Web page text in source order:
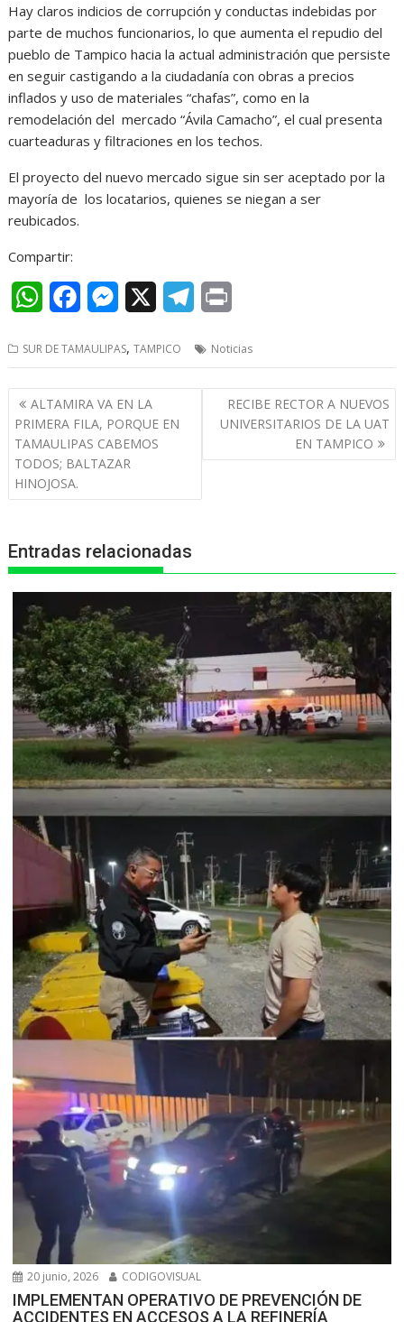
Hay claros indicios de corrupción y conductas indebidas por
parte de muchos funcionarios, lo que aumenta el repudio del
pueblo de Tampico hacia la actual administración que persiste
en seguir castigando a la ciudadanía con obras a precios
inflados y uso de materiales “chafas”, como en la
remodelación del mercado “Ávila Camacho”, el cual presenta
cuarteaduras y filtraciones en los techos.
El proyecto del nuevo mercado sigue sin ser aceptado por la
mayoría de los locatarios, quienes se niegan a ser
reubicados.
Compartir:
W
a
t
s
A
p
c
e
b
o
M
s
s
e
n
l
e
i
n
t
SUR DE TAMAULIPAS,TAMPICO Noticias
Navegación
de
entradas
ALTAMIRA VA EN LA
PRIMERA FILA, PORQUE EN
TAMAULIPAS CABEMOS
TODOS; BALTAZAR
HINOJOSA.
RECIBE RECTOR A NUEVOS
UNIVERSITARIOS DE LA UAT
EN TAMPICO
Entradas relacionadas
20 junio, 2026 CODIGOVISUAL
IMPLEMENTAN OPERATIVO DE PREVENCIÓN DE
ACCIDENTES EN ACCESOS A LA REFINERÍA